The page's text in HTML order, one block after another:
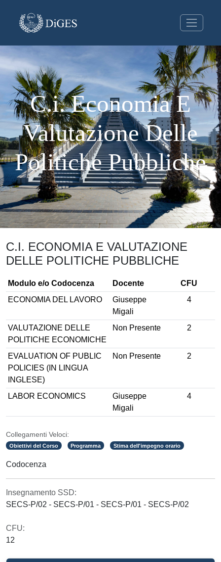
C.i. Economia E
Valutazione Delle
Politiche Pubbliche
C.I. ECONOMIA E VALUTAZIONE
DELLE POLITICHE PUBBLICHE
Modulo e/o Codocenza Docente
CFU
ECONOMIA DEL LAVORO
Giuseppe
Migali
4
VALUTAZIONE DELLE
POLITICHE ECONOMICHE
Non Presente 2
EVALUATION OF PUBLIC
POLICIES (IN LINGUA
INGLESE)
Non Presente 2
LABOR ECONOMICS
Giuseppe
Migali
4
Collegamenti Veloci:
Obiettivi del Corso Programma Stima dell'impegno orario
Codocenza
Insegnamento SSD:
SECS-P/02 - SECS-P/01 - SECS-P/01 - SECS-P/02
CFU:
12